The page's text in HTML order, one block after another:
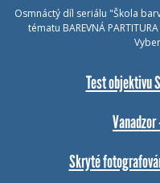
Osmnáctý díl seriálu "Škola
tématu BAREVNÁ
Test objektivu
Skryté